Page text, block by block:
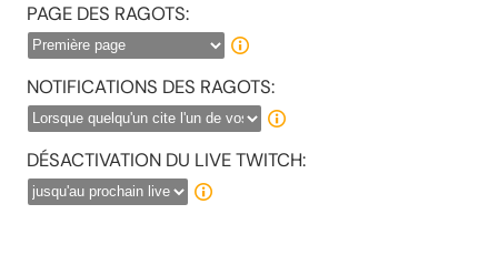
PAGE DES RAGOTS:
NOTIFICATIONS DES RAGOTS:
DÉSACTIVATION DU LIVE TWITCH: